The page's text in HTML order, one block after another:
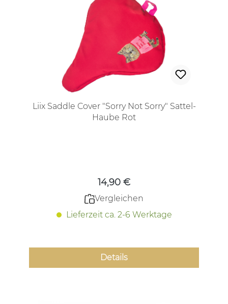
Liix Saddle Cover "Sorry Not Sorry" Sattel-
Haube Rot
14,90 €
Vergleichen
Lieferzeit ca. 2-6 Werktage
Details